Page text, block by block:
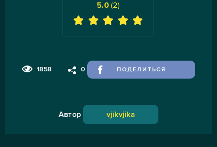
1858 0 ПОДЕЛИТЬСЯ
5.0(2)
Автор vjikvjika